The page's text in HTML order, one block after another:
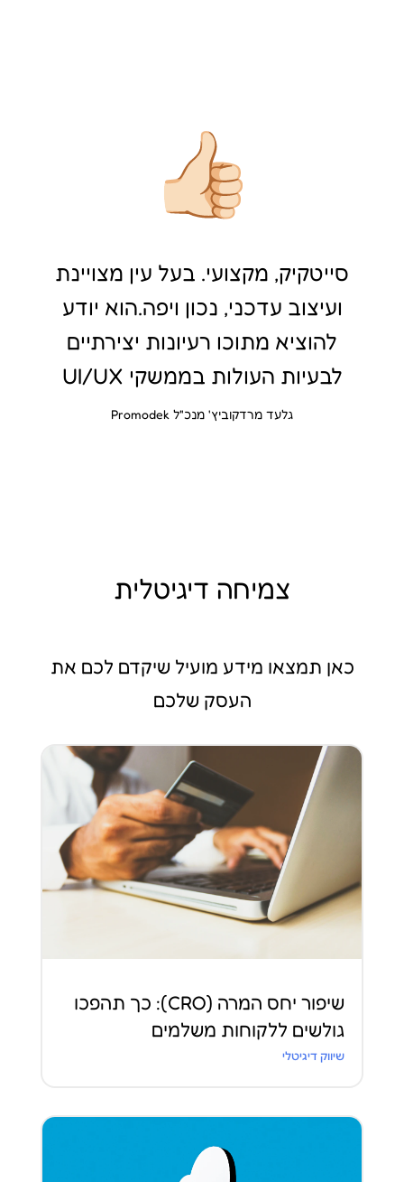
סייטקיק, מקצועי. בעל עין מצויינת
ועיצוב עדכני, נכון ויפה.הוא יודע
להוציא מתוכו רעיונות יצירתיים
לבעיות העולות בממשקי UI/UX
גלעד מרדקוביץ' מנכ"ל Promodek
צמיחה דיגיטלית
כאן תמצאו מידע מועיל שיקדם לכם את
העסק שלכם
שיפור יחס המרה (CRO): כך תהפכו
גולשים ללקוחות משלמים
שיווק דיגיטלי